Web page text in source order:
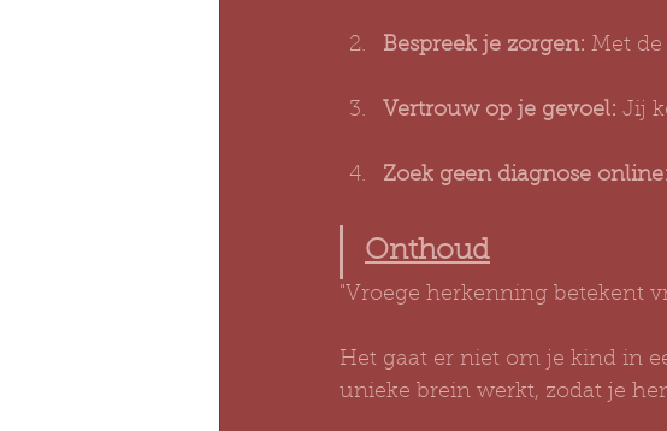
Bespreek je zorgen: Met
Vertrouw op je gevoel: Jij
Zoek geen diagnose online:
Onthoud
"Vroege herkenning betekent
Het gaat er niet om je kind in
unieke brein werkt, zodat je